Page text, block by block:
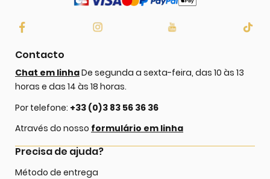
Contacto
Chat em linhaDe segunda a sexta-feira, das 10 às 13
horas e das 14 às 18 horas.
Por telefone: +33 (0)3 83 56 36 36
Através do nosso formulário em linha
Precisa de ajuda?
Método de entrega